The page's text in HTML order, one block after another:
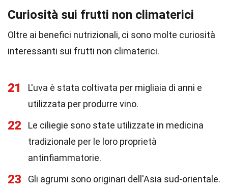
Curiosità sui frutti non climaterici
Oltre ai benefici nutrizionali, ci sono molte curiosità
interessanti sui frutti non climaterici.
21
L'uva è stata coltivata per migliaia di anni e
utilizzata per produrre vino.
22
Le ciliegie sono state utilizzate in medicina
tradizionale per le loro proprietà
antinfiammatorie.
23 Gli agrumi sono originari dell'Asia sud-orientale.